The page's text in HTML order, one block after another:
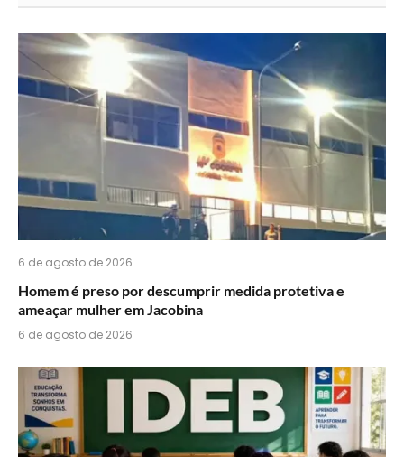
WhatsApp?
6 de agosto de 2026
Homem é preso por descumprir medida protetiva e
ameaçar mulher em Jacobina
6 de agosto de 2026